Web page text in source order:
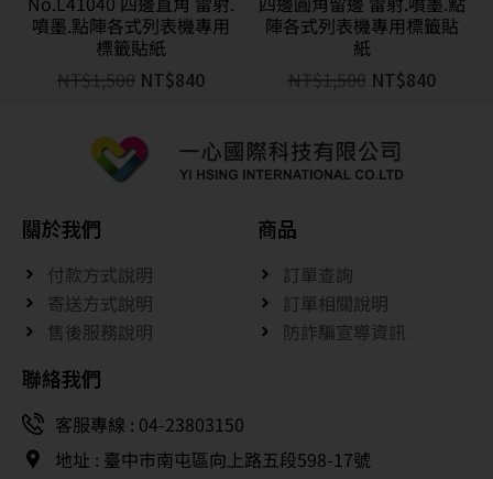
噴墨.點陣各式列表機專用
標籤貼紙
NT$1,500 NT$840
陣各式列表機專用標籤貼
紙
NT$1,500 NT$840
關於我們
付款方式說明
寄送方式說明
售後服務說明
商品
訂單查詢
訂單相關說明
防詐騙宣導資訊
聯絡我們
客服專線 : 04-23803150
地址 : 臺中市南屯區向上路五段598-17號